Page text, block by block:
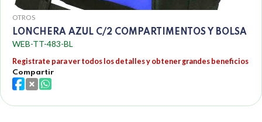
OTROS
LONCHERA AZUL C/2 COMPARTIMENTOS Y BOLSA
WEB-TT-483-BL
Registrate para ver todos los detalles y obtener grandes beneficios
Compartir